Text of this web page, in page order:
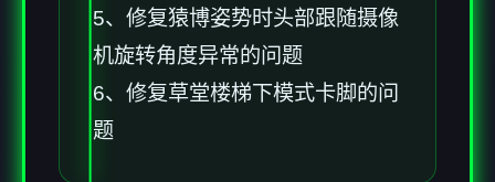
5、修复猿博姿势时头部跟随摄像
机旋转角度异常的问题
6、修复草堂楼梯下模式卡脚的问
题